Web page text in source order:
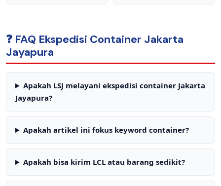
❓ FAQ Ekspedisi Container Jakarta
Jayapura
Apakah LSJ melayani ekspedisi container Jakarta
Jayapura?
Apakah artikel ini fokus keyword container?
Apakah bisa kirim LCL atau barang sedikit?